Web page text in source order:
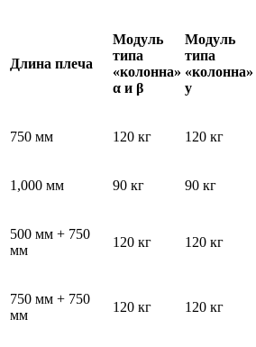
Длина плеча
Модуль
типа
«колонна»
α и β
Модуль
типа
«колонна»
y
750 мм 120 кг 120 кг
1,000 мм 90 кг 90 кг
500 мм + 750
мм
120 кг 120 кг
750 мм + 750
мм
120 кг 120 кг